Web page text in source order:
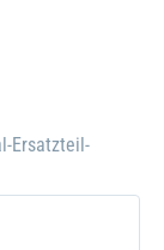
Ersatzteil-